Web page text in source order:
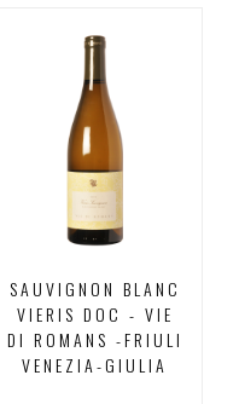
SAUVIGNON BLANC
VIERIS DOC - VIE
DI ROMANS -FRIULI
VENEZIA-GIULIA